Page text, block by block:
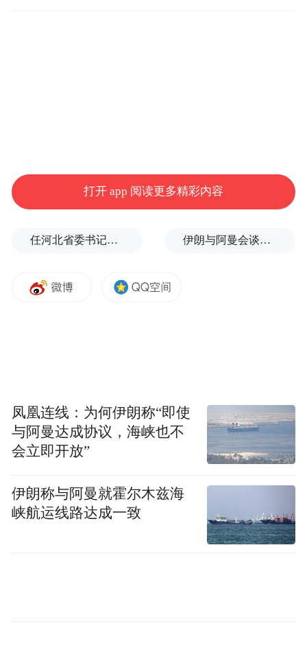
如今的华人也在购买主流市场的产品，我们
不能将华人市场与全球主流市场割裂开来。”
局限于小众圈层，而是瞄准全球各区域的主
球40多个国家及地区，品牌的全球版图持续
打开 app 阅读更多精彩内容
任河北省委书记后，罗文首次调研 伊朗与阿曼会谈最新细节曝光
凤凰连线：为何伊朗称“即使
与阿曼达成协议，海峡也不
会立即开放”
伊朗称与阿曼就霍尔木兹海
峡航运线路达成一致